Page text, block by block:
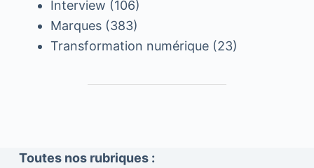
Interview (106)
Marques(383)
Transformation numérique(23)
Toutes nos rubriques :